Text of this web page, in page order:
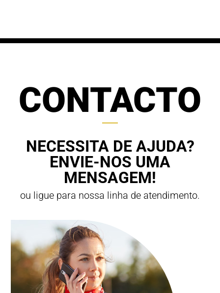
CONTACTO
NECESSITA DE AJUDA?
ENVIE-NOS UMA
MENSAGEM!
ou ligue para nossa linha de atendimento.